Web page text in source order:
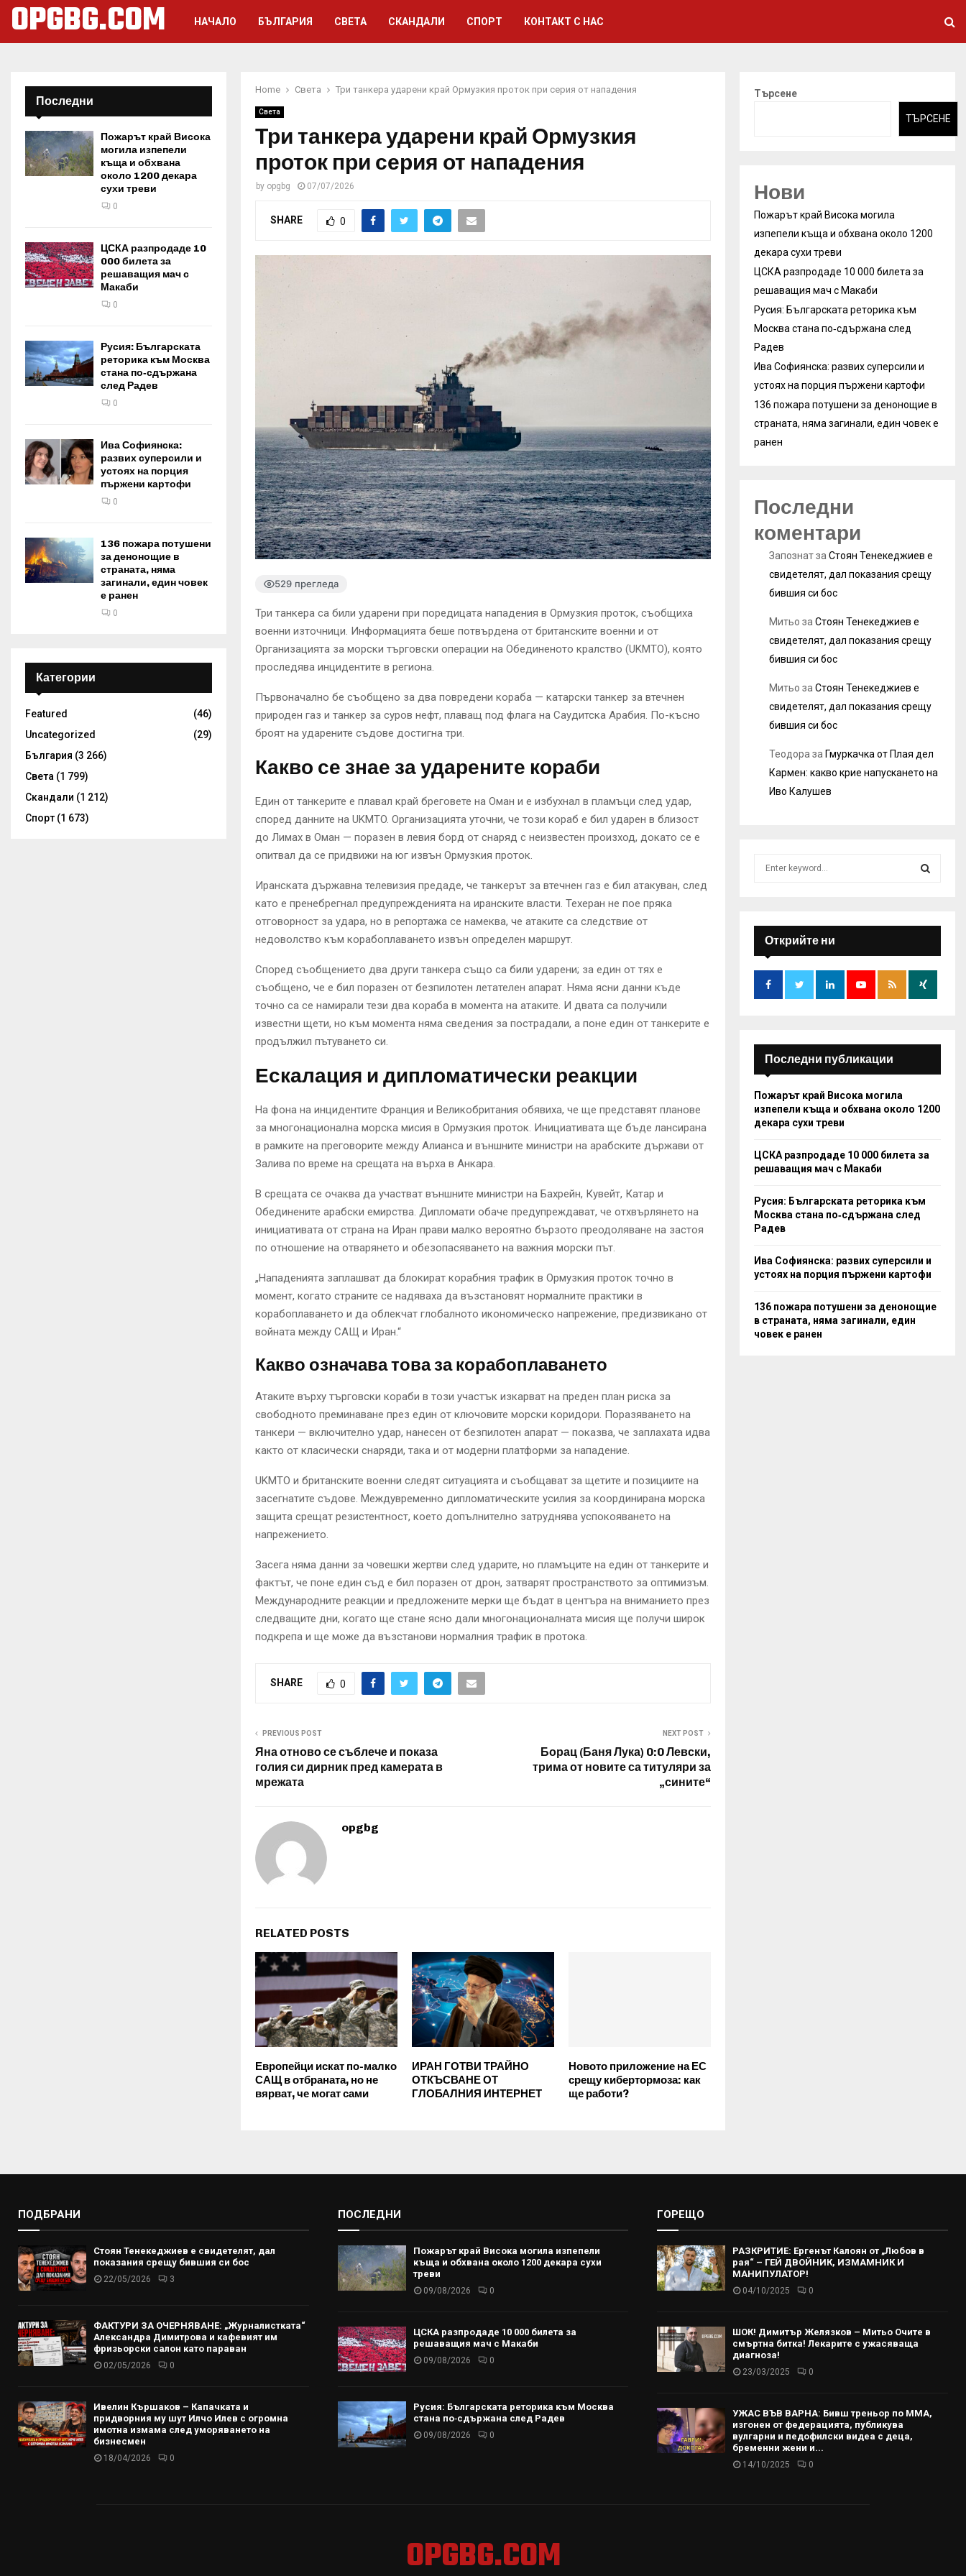
OPGBG.COM НАЧАЛО БЪЛГАРИЯ СВЕТА СКАНДАЛИ СПОРТ КОНТАКТ С НАС
Home Света Три танкера ударени край Ормузкия проток при серия от нападения
Света
Три танкера ударени край Ормузкия
проток при серия от нападения
by opgbg 07/07/2026
SHARE 0
529 прегледа
Три танкера са били ударени при поредицата нападения в Ормузкия проток, съобщиха
военни източници. Информацията беше потвърдена от британските военни и от
Организацията за морски търговски операции на Обединеното кралство (UKMTO), която
проследява инцидентите в региона.
Първоначално бе съобщено за два повредени кораба — катарски танкер за втечнен
природен газ и танкер за суров нефт, плаващ под флага на Саудитска Арабия. По-късно
броят на ударените съдове достигна три.
Какво се знае за ударените кораби
Един от танкерите е плавал край бреговете на Оман и е избухнал в пламъци след удар,
според данните на UKMTO. Организацията уточни, че този кораб е бил ударен в близост
до Лимах в Оман — поразен в левия борд от снаряд с неизвестен произход, докато се е
опитвал да се придвижи на юг извън Ормузкия проток.
Иранската държавна телевизия предаде, че танкерът за втечнен газ е бил атакуван, след
като е пренебрегнал предупрежденията на иранските власти. Техеран не пое пряка
отговорност за удара, но в репортажа се намеква, че атаките са следствие от
недоволство към корабоплаването извън определен маршрут.
Според съобщението два други танкера също са били ударени; за един от тях е
съобщено, че е бил поразен от безпилотен летателен апарат. Няма ясни данни къде
точно са се намирали тези два кораба в момента на атаките. И двата са получили
известни щети, но към момента няма сведения за пострадали, а поне един от танкерите е
продължил пътуването си.
Ескалация и дипломатически реакции
На фона на инцидентите Франция и Великобритания обявиха, че ще представят планове
за многонационална морска мисия в Ормузкия проток. Инициативата ще бъде лансирана
в рамките на преговорите между Алианса и външните министри на арабските държави от
Залива по време на срещата на върха в Анкара.
В срещата се очаква да участват външните министри на Бахрейн, Кувейт, Катар и
Обединените арабски емирства. Дипломати обаче предупреждават, че отхвърлянето на
инициативата от страна на Иран прави малко вероятно бързото преодоляване на застоя
по отношение на отварянето и обезопасяването на важния морски път.
„Нападенията заплашват да блокират корабния трафик в Ормузкия проток точно в
момент, когато страните се надяваха да възстановят нормалните практики в
корабоплаването и да облекчат глобалното икономическо напрежение, предизвикано от
войната между САЩ и Иран.“
Какво означава това за корабоплаването
Атаките върху търговски кораби в този участък изкарват на преден план риска за
свободното преминаване през един от ключовите морски коридори. Поразяването на
танкери — включително удар, нанесен от безпилотен апарат — показва, че заплахата идва
както от класически снаряди, така и от модерни платформи за нападение.
UKMTO и британските военни следят ситуацията и съобщават за щетите и позициите на
засегнатите съдове. Междувременно дипломатическите усилия за координирана морска
защита срещат резистентност, което допълнително затруднява успокояването на
напрежението.
Засега няма данни за човешки жертви след ударите, но пламъците на един от танкерите и
фактът, че поне един съд е бил поразен от дрон, затварят пространството за оптимизъм.
Международните реакции и предложените мерки ще бъдат в центъра на вниманието през
следващите дни, когато ще стане ясно дали многонационалната мисия ще получи широк
подкрепа и ще може да възстанови нормалния трафик в протока.
SHARE 0
PREVIOUS POST
Яна отново се съблече и показа
голия си дирник пред камерата в
мрежата
NEXT POST
Борац (Баня Лука) 0:0 Левски,
трима от новите са титуляри за
„сините“
opgbg
RELATED POSTS
Европейци искат по-малко
САЩ в отбраната, но не
вярват, че могат сами
ИРАН ГОТВИ ТРАЙНО
ОТКЪСВАНЕ ОТ
ГЛОБАЛНИЯ ИНТЕРНЕТ
Новото приложение на ЕС
срещу кибертормоза: как
ще работи?
Последни
Пожарът край Висока
могила изпепели
къща и обхвана
около 1200 декара
сухи треви
0
ЦСКА разпродаде 10
000 билета за
решаващия мач с
Макаби
0
Русия: Българската
реторика към Москва
стана по‑сдържана
след Радев
0
Ива Софиянска:
развих суперсили и
устоях на порция
пържени картофи
0
136 пожара потушени
за денонощие в
страната, няма
загинали, един човек
е ранен
0
Категории
Featured
(46)
Uncategorized
(29)
България (3 266)
Света (1 799)
Скандали (1 212)
Спорт (1 673)
Търсене
ТЪРСЕНЕ
Нови
Пожарът край Висока могила
изпепели къща и обхвана около 1200
декара сухи треви
ЦСКА разпродаде 10 000 билета за
решаващия мач с Макаби
Русия: Българската реторика към
Москва стана по‑сдържана след
Радев
Ива Софиянска: развих суперсили и
устоях на порция пържени картофи
136 пожара потушени за денонощие в
страната, няма загинали, един човек е
ранен
Последни
коментари
Запознатза Стоян Тенекеджиев е
свидетелят, дал показания срещу
бившия си бос
Митьо за Стоян Тенекеджиев е
свидетелят, дал показания срещу
бившия си бос
Митьо за Стоян Тенекеджиев е
свидетелят, дал показания срещу
бившия си бос
Теодора за Гмуркачка от Плая дел
Кармен: какво крие напускането на
Иво Калушев
:
E
A
R
Открийте ни
Последни публикации
Пожарът край Висока могила
изпепели къща и обхвана около 1200
декара сухи треви
ЦСКА разпродаде 10 000 билета за
решаващия мач с Макаби
Русия: Българската реторика към
Москва стана по‑сдържана след
Радев
Ива Софиянска: развих суперсили и
устоях на порция пържени картофи
136 пожара потушени за денонощие
в страната, няма загинали, един
човек е ранен
ПОДБРАНИ
Стоян Тенекеджиев е свидетелят, дал
показания срещу бившия си бос
22/05/2026 3
ФАКТУРИ ЗА ОЧЕРНЯВАНЕ: „Журналистката“
Александра Димитрова и кафевият им
фризьорски салон като параван
02/05/2026 0
Ивелин Кършаков – Капачката и
придворния му шут Илчо Илев с огромна
имотна измама след уморяването на
бизнесмен
18/04/2026 0
ПОСЛЕДНИ
Пожарът край Висока могила изпепели
къща и обхвана около 1200 декара сухи
треви
09/08/2026 0
ЦСКА разпродаде 10 000 билета за
решаващия мач с Макаби
09/08/2026 0
Русия: Българската реторика към Москва
стана по‑сдържана след Радев
09/08/2026 0
ГОРЕЩО
РАЗКРИТИЕ: Ергенът Калоян от „Любов в
рая“ – ГЕЙ ДВОЙНИК, ИЗМАМНИК И
МАНИПУЛАТОР!
04/10/2025 0
ШОК! Димитър Желязков – Митьо Очите в
смъртна битка! Лекарите с ужасяваща
диагноза!
23/03/2025 0
УЖАС ВЪВ ВАРНА: Бивш треньор по ММА,
изгонен от федерацията, публикува
вулгарни и педофилски видеа с деца,
бременни жени и...
14/10/2025 0
OPGBG.COM